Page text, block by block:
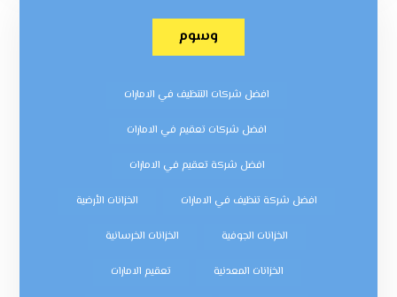
وسوم
افضل شركات التنظيف في الامارات
افضل شركات تعقيم في الامارات
افضل شركة تعقيم في الامارات
افضل شركة تنظيف في الامارات الخزانات الأرضية
الخزانات الجوفية الخزانات الخرسانية
الخزانات المعدنية تعقيم الامارات